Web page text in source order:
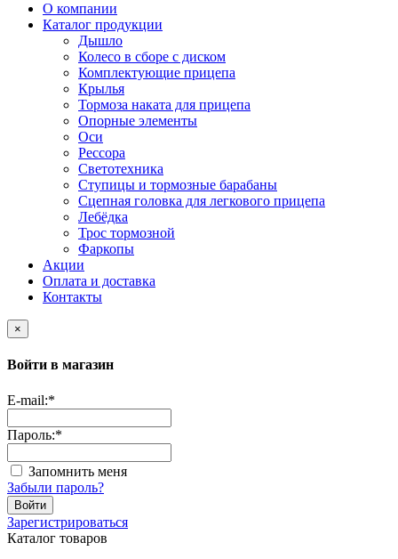
О компании
Каталог продукции
Дышло
Колесо в сборе с диском
Комплектующие прицепа
Крылья
Тормоза наката для прицепа
Опорные элементы
Оси
Рессора
Светотехника
Ступицы и тормозные барабаны
Сцепная головка для легкового прицепа
Лебёдка
Трос тормозной
Фаркопы
Акции
Оплата и доставка
Контакты
×
Войти в магазин
E-mail:*
Пароль:*
Запомнить меня
Забыли пароль?
Войти
Зарегистрироваться
Каталог товаров